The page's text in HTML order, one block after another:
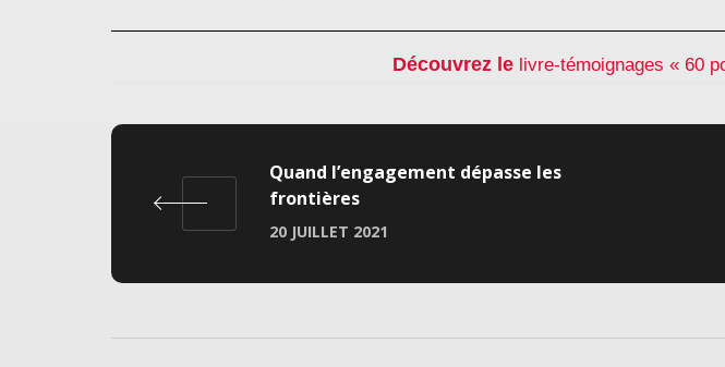
Découvrez lelivre-témoignages « 60
Quand l’engagement dépasse les
frontières
20 JUILLET 2021